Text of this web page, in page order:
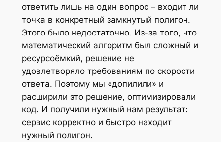
ответить лишь на один вопрос – входит ли
точка в конкретный замкнутый полигон.
Этого было недостаточно. Из-за того, что
математический алгоритм был сложный и
ресурсоёмкий, решение не
удовлетворяло требованиям по скорости
ответа. Поэтому мы «допилили» и
расширили это решение, оптимизировали
код. И получили нужный нам результат:
сервис корректно и быстро находит
нужный полигон.